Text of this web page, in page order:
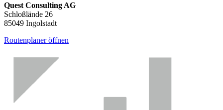
Quest Consulting AG
Schloßlände 26
85049 Ingolstadt
Routenplaner öffnen